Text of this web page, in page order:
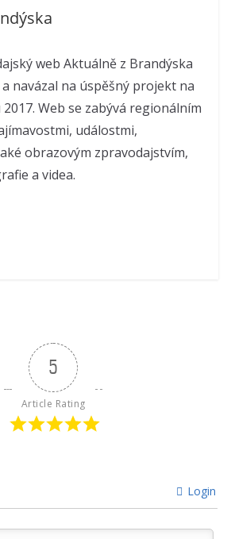
web Aktuálně z Brandýska
navázal na úspěšný projekt na
Web se zabývá regionálním
událostmi,
obrazovým zpravodajstvím,
a videa.
5
Article Rating
Login